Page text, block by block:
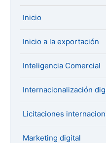
Inicio
Inicio a la exportación
Inteligencia Comercial
Internacionalización
Licitaciones
Marketing digital